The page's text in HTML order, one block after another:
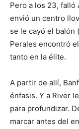
Pero a los 23, falló
envió un centro
se le cayó el balón
Perales encontró
tanto en la élite.
A partir de allí,
énfasis. Y a River
para profundizar.
marcar antes del